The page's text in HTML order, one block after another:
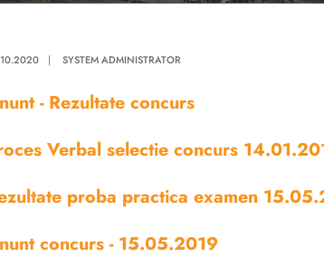
| SYSTEM ADMINISTRATOR
- Rezultate concurs
Verbal selectie concurs
proba practica examen
concurs - 15.05.2019